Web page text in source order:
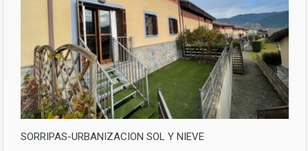
SORRIPAS-URBANIZACION SOL Y NIEVE